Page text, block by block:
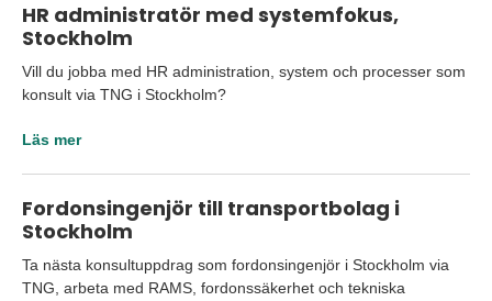
HR administratör med systemfokus,
Stockholm
Vill du jobba med HR administration, system och processer som
konsult via TNG i Stockholm?
Läs mer
Fordonsingenjör till transportbolag i
Stockholm
Ta nästa konsultuppdrag som fordonsingenjör i Stockholm via
TNG, arbeta med RAMS, fordonssäkerhet och tekniska